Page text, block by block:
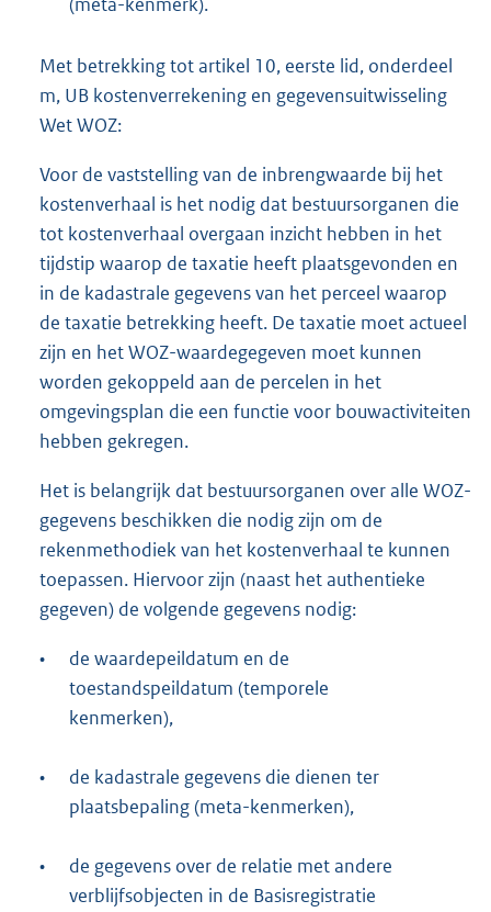
Met betrekking tot artikel 10, eerste lid, onderdeel
m, UB kostenverrekening en gegevensuitwisseling
Wet WOZ:
Voor de vaststelling van de inbrengwaarde bij het
kostenverhaal is het nodig dat bestuursorganen die
tot kostenverhaal overgaan inzicht hebben in het
tijdstip waarop de taxatie heeft plaatsgevonden en
in de kadastrale gegevens van het perceel waarop
de taxatie betrekking heeft. De taxatie moet actueel
zijn en het WOZ-waardegegeven moet kunnen
worden gekoppeld aan de percelen in het
omgevingsplan die een functie voor bouwactiviteiten
hebben gekregen.
Het is belangrijk dat bestuursorganen over alle WOZ-
gegevens beschikken die nodig zijn om de
rekenmethodiek van het kostenverhaal te kunnen
toepassen. Hiervoor zijn (naast het authentieke
gegeven) de volgende gegevens nodig:
•
de waardepeildatum en de
toestandspeildatum (temporele
kenmerken),
•
de kadastrale gegevens die dienen ter
plaatsbepaling (meta-kenmerken),
•
de gegevens over de relatie met andere
verblijfsobjecten in de Basisregistratie